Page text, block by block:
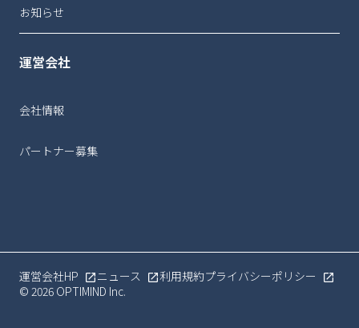
お知らせ
運営会社
会社情報
パートナー募集
© 2026 OPTIMIND Inc.
運営会社HP ニュース 利用規約プライバシーポリシー